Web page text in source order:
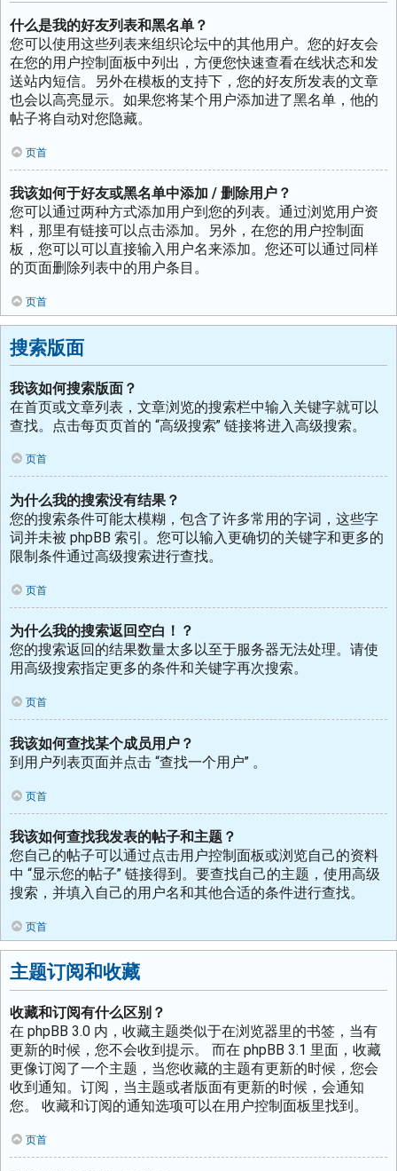
什么是我的好友列表和黑名单？
您可以使用这些列表来组织论坛中的其他用户。您的好友会
在您的用户控制面板中列出，方便您快速查看在线状态和发
送站内短信。另外在模板的支持下，您的好友所发表的文章
也会以高亮显示。如果您将某个用户添加进了黑名单，他的
帖子将自动对您隐藏。
页首
我该如何于好友或黑名单中添加 / 删除用户？
您可以通过两种方式添加用户到您的列表。通过浏览用户资
料，那里有链接可以点击添加。另外，在您的用户控制面
板，您可以可以直接输入用户名来添加。您还可以通过同样
的页面删除列表中的用户条目。
页首
搜索版面
我该如何搜索版面？
在首页或文章列表，文章浏览的搜索栏中输入关键字就可以
查找。点击每页页首的 “高级搜索” 链接将进入高级搜索。
页首
为什么我的搜索没有结果？
您的搜索条件可能太模糊，包含了许多常用的字词，这些字
词并未被 phpBB 索引。您可以输入更确切的关键字和更多的
限制条件通过高级搜索进行查找。
页首
为什么我的搜索返回空白！？
您的搜索返回的结果数量太多以至于服务器无法处理。请使
用高级搜索指定更多的条件和关键字再次搜索。
页首
我该如何查找某个成员用户？
到用户列表页面并点击 “查找一个用户” 。
页首
我该如何查找我发表的帖子和主题？
您自己的帖子可以通过点击用户控制面板或浏览自己的资料
中 “显示您的帖子” 链接得到。要查找自己的主题，使用高级
搜索，并填入自己的用户名和其他合适的条件进行查找。
页首
主题订阅和收藏
收藏和订阅有什么区别？
在 phpBB 3.0 内，收藏主题类似于在浏览器里的书签，当有
更新的时候，您不会收到提示。 而在 phpBB 3.1 里面，收藏
更像订阅了一个主题，当您收藏的主题有更新的时候，您会
收到通知。订阅，当主题或者版面有更新的时候，会通知
您。 收藏和订阅的通知选项可以在用户控制面板里找到。
页首